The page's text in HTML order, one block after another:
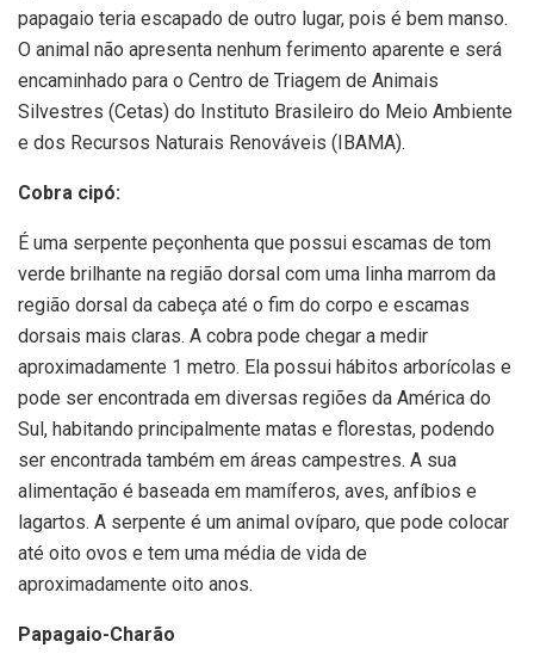
papagaio teria escapado de outro lugar, pois é bem manso.
O animal não apresenta nenhum ferimento aparente e será
encaminhado para o Centro de Triagem de Animais
Silvestres (Cetas) do Instituto Brasileiro do Meio Ambiente
e dos Recursos Naturais Renováveis (IBAMA).
Cobra cipó:
É uma serpente peçonhenta que possui escamas de tom
verde brilhante na região dorsal com uma linha marrom da
região dorsal da cabeça até o fim do corpo e escamas
dorsais mais claras. A cobra pode chegar a medir
aproximadamente 1 metro. Ela possui hábitos arborícolas e
pode ser encontrada em diversas regiões da América do
Sul, habitando principalmente matas e florestas, podendo
ser encontrada também em áreas campestres. A sua
alimentação é baseada em mamíferos, aves, anfíbios e
lagartos. A serpente é um animal ovíparo, que pode colocar
até oito ovos e tem uma média de vida de
aproximadamente oito anos.
Papagaio-Charão